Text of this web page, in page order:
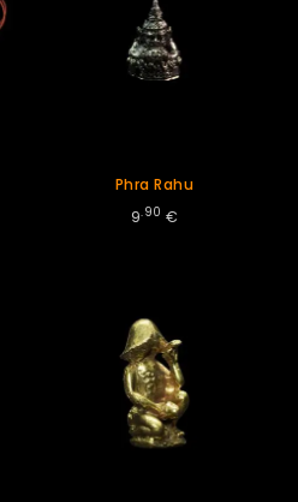
Phra Rahu
9.90 €